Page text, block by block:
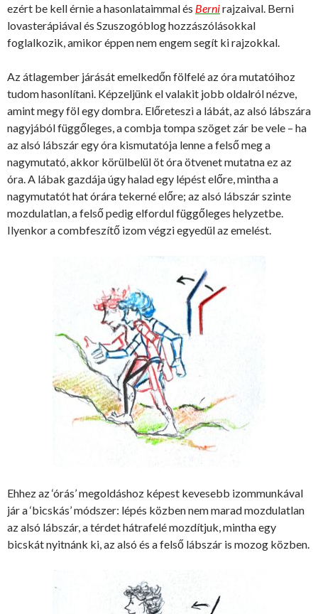
ezért be kell érnie a hasonlataimmal és Bernirajzaival. Berni
lovasterápiával és Szuszogóblog hozzászólásokkal
foglalkozik, amikor éppen nem engem segít ki rajzokkal.
Az átlagember járását emelkedőn fölfelé az óra mutatóihoz
tudom hasonlítani. Képzeljünk el valakit jobb oldalról nézve,
amint megy föl egy dombra. Előreteszi a lábát, az alsó lábszára
nagyjából függőleges, a combja tompa szöget zár be vele – ha
az alsó lábszár egy óra kismutatója lenne a felső meg a
nagymutató, akkor körülbelül öt óra ötvenet mutatna ez az
óra. A lábak gazdája úgy halad egy lépést előre, mintha a
nagymutatót hat órára tekerné előre; az alsó lábszár szinte
mozdulatlan, a felső pedig elfordul függőleges helyzetbe.
Ilyenkor a combfeszítő izom végzi egyedül az emelést.
Ehhez az ‘órás’ megoldáshoz képest kevesebb izommunkával
jár a ‘bicskás’ módszer: lépés közben nem marad mozdulatlan
az alsó lábszár, a térdet hátrafelé mozdítjuk, mintha egy
bicskát nyitnánk ki, az alsó és a felső lábszár is mozog közben.